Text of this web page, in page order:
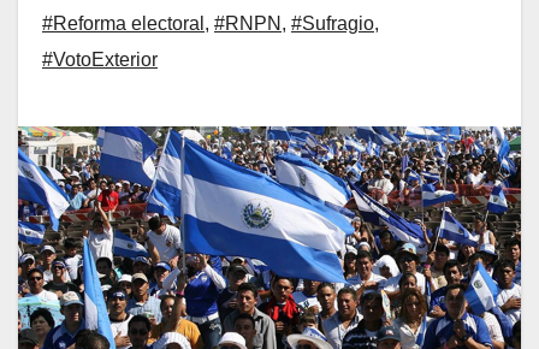
#Reforma electoral , #RNPN , #Sufragio,
#VotoExterior